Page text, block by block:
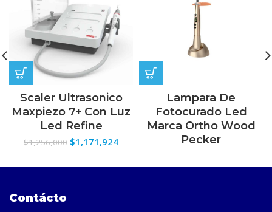
Scaler Ultrasonico
Maxpiezo 7+ Con Luz
Led Refine
$1,256,000 El
original
$1,171,924El
actual
Lampara De
Fotocurado Led
Marca Ortho Wood
Pecker
Contácto